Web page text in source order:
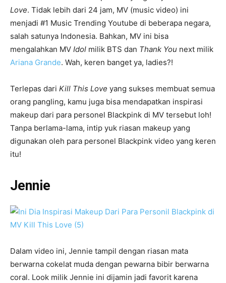
Love. Tidak lebih dari 24 jam, MV (music video) ini
menjadi #1 Music Trending Youtube di beberapa negara,
salah satunya Indonesia. Bahkan, MV ini bisa
mengalahkan MV Idol milik BTS dan Thank You next milik
Ariana Grande. Wah, keren banget ya, ladies?!
Terlepas dari Kill This Love yang sukses membuat semua
orang pangling, kamu juga bisa mendapatkan inspirasi
makeup dari para personel Blackpink di MV tersebut loh!
Tanpa berlama-lama, intip yuk riasan makeup yang
digunakan oleh para personel Blackpink video yang keren
itu!
Jennie
Dalam video ini, Jennie tampil dengan riasan mata
berwarna cokelat muda dengan pewarna bibir berwarna
coral. Look milik Jennie ini dijamin jadi favorit karena